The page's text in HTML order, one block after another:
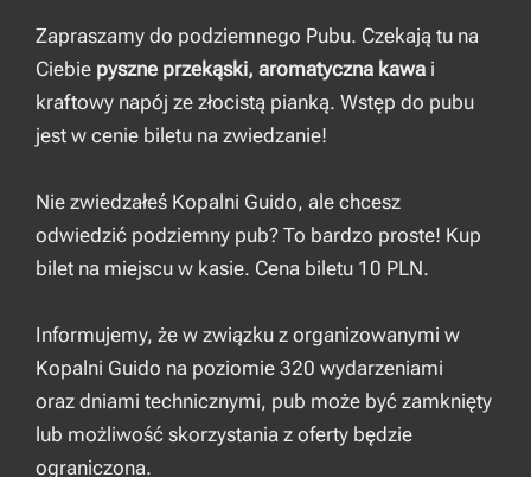
Zapraszamy do podziemnego Pubu. Czekają tu na
Ciebie pyszne przekąski, aromatyczna kawa i
kraftowy napój ze złocistą pianką. Wstęp do pubu
jest w cenie biletu na zwiedzanie!
Nie zwiedzałeś Kopalni Guido, ale chcesz
odwiedzić podziemny pub? To bardzo proste! Kup
bilet na miejscu w kasie. Cena biletu 10 PLN.
Informujemy, że w związku z organizowanymi w
Kopalni Guido na poziomie 320 wydarzeniami
oraz dniami technicznymi, pub może być zamknięty
lub możliwość skorzystania z oferty będzie
ograniczona.